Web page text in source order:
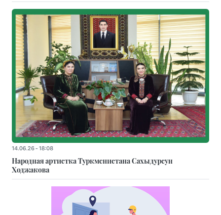
14.06.26 - 18:08
Народная артистка Туркменистана Сахыдурсун
Ходжакова